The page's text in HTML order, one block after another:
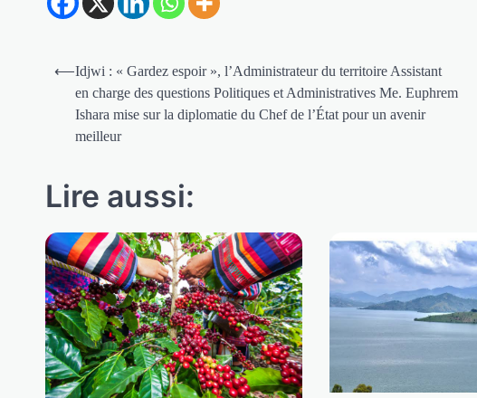
Navigation
l’article
⟵Idjwi : « Gardez espoir », l’Administrateur du territoire Assistant
en charge des questions Politiques et Administratives Me. Euphrem
Ishara mise sur la diplomatie du Chef de l’État pour un avenir
meilleur
Lire aussi: